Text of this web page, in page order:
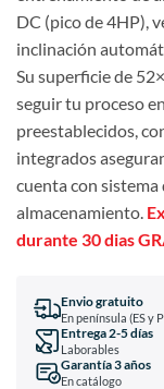
de clientes
DC (pico de 4HP),
inclinación
Su superficie de
seguir tu proceso
preestablecidos,
integrados
cuenta con
almacenamiento.
durante 30 dias
Envio gratuito
En península (ES y
Entrega 2-5 días
Laborables
Garantía 3 años
En catálogo